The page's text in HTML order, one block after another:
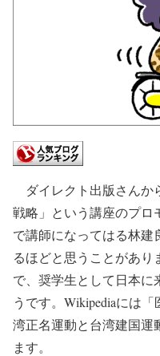
ダイレクト出版さんか
戦略」という講座のプロ
で講師になってはる林建
るほどと思うことがあり
で、奨学生として日本に
うです。Wikipediaには
湾正名運動と台湾建国運
ます。